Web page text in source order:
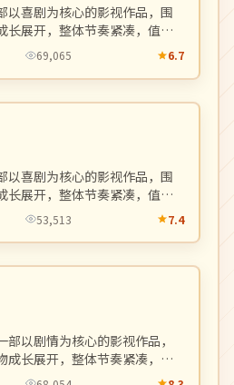
喜剧为核心的影视作品，围
长展开，整体节奏紧凑，值得
69,065 6.7
喜剧为核心的影视作品，围
长展开，整体节奏紧凑，值得
53,513 7.4
以剧情为核心的影视作品，
成长展开，整体节奏紧凑，值